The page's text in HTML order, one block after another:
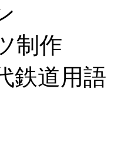
制作
鉄道用語